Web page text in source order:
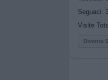
Seguaci:
Visite
Diventa